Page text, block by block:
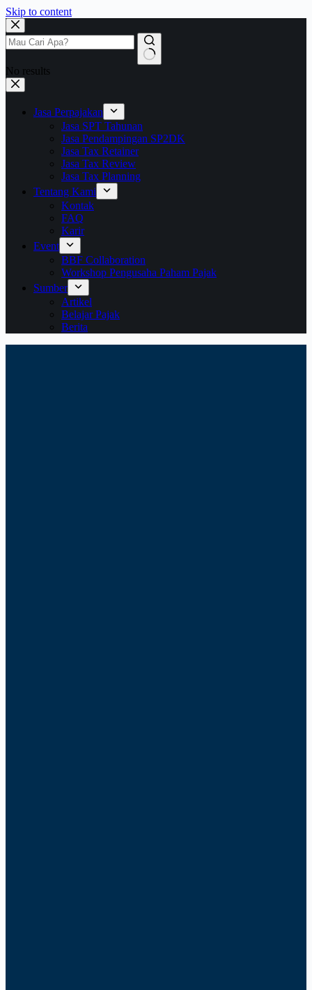
Skip to content
No results
Jasa Perpajakan
Jasa SPT Tahunan
Jasa Pendampingan SP2DK
Jasa Tax Retainer
Jasa Tax Review
Jasa Tax Planning
Tentang Kami
Kontak
FAQ
Karir
Event
BBF Collaboration
Workshop Pengusaha Paham Pajak
Sumber
Artikel
Belajar Pajak
Berita